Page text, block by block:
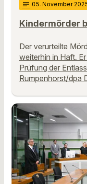
notes 05. November 2025
Kindermörder
Der verurteilte
weiterhin in Haft.
Prüfung der
Rumpenhorst/dpa